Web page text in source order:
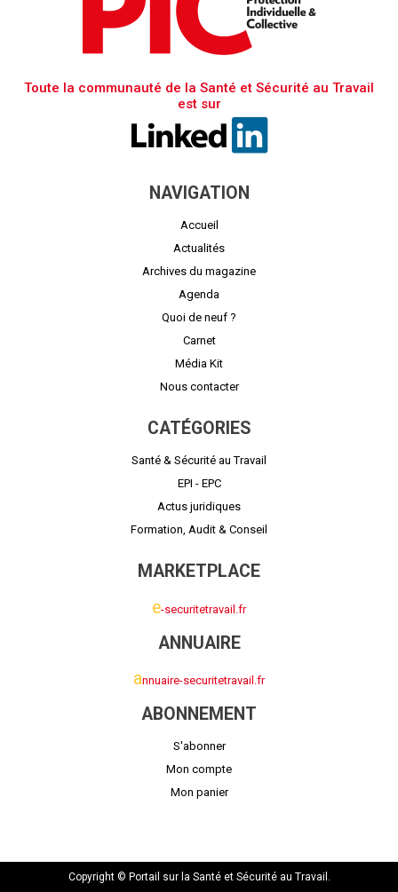
Toute la communauté de la Santé et Sécurité au Travail
est sur
NAVIGATION
Accueil
Actualités
Archives du magazine
Agenda
Quoi de neuf ?
Carnet
Média Kit
Nous contacter
CATÉGORIES
Santé & Sécurité au Travail
EPI - EPC
Actus juridiques
Formation, Audit & Conseil
MARKETPLACE
e-securitetravail.fr
ANNUAIRE
annuaire-securitetravail.fr
ABONNEMENT
S'abonner
Mon compte
Mon panier
Copyright © Portail sur la Santé et Sécurité au Travail.